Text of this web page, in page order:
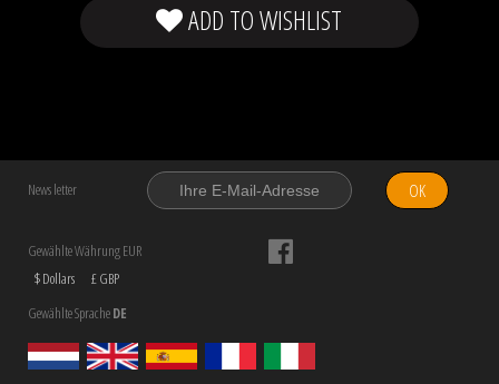
ADD TO WISHLIST
News letter OK
Gewählte Währung EUR
$ Dollars
£ GBP
Gewählte SpracheDE